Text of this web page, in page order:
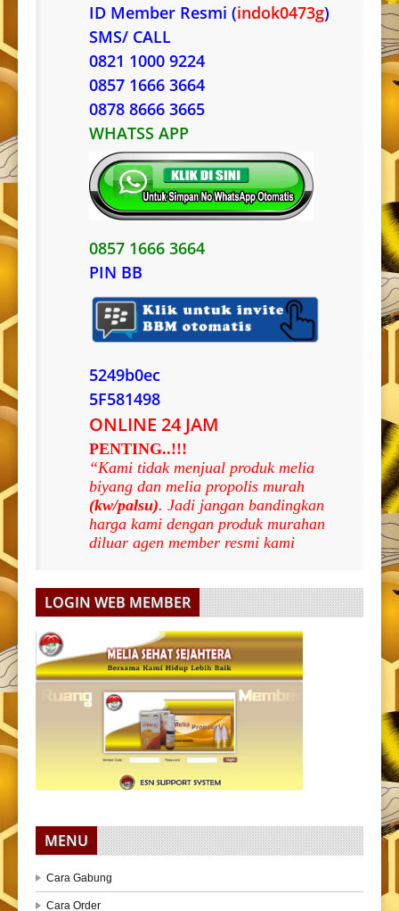
ID Member Resmi (indok0473g)
SMS/ CALL
0821 1000 9224
0857 1666 3664
0878 8666 3665
WHATSS APP
0857 1666 3664
PIN BB
5249b0ec
5F581498
ONLINE 24 JAM
PENTING..!!!
“Kami tidak menjual produk melia
biyang dan melia propolis murah
(kw/palsu). Jadi jangan bandingkan
harga kami dengan produk murahan
diluar agen member resmi kami
LOGIN WEB MEMBER
MENU
Cara Gabung
Cara Order